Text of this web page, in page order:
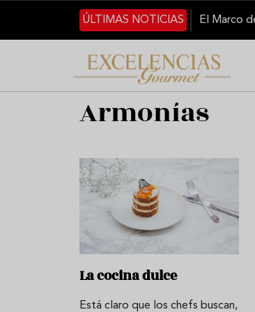
Pasar al contenido principal
ÚLTIMAS NOTICIAS
Armonías
La cocina dulce
Está claro que los chefs buscan,